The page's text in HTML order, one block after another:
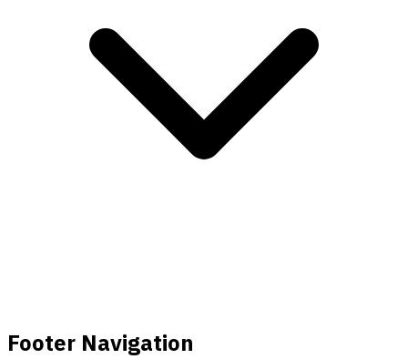
Footer Navigation